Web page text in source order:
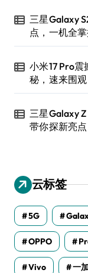
三星Galaxy
点，一机全掌
小米17 Pro
秘，速来围观
三星Galaxy
带你探新亮点
云标签
5G
OPPO
Vivo 一